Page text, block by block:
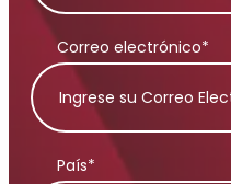
Correo electrónico*
País*